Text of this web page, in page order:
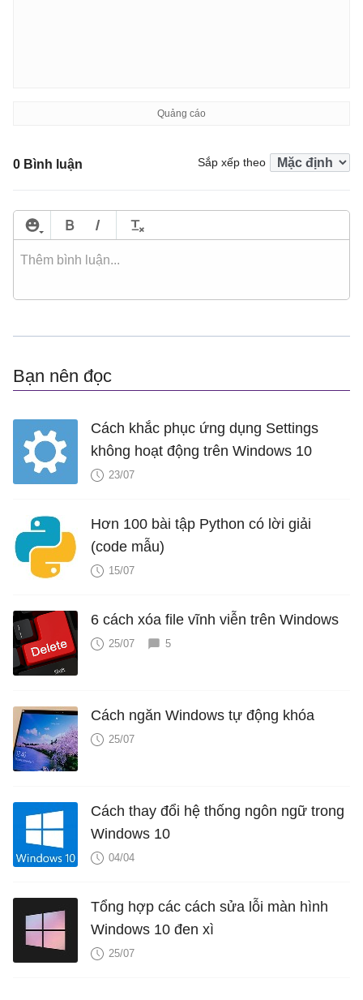
0 Bình luận Sắp xếp theo
Bạn nên đọc
Cách khắc phục ứng dụng Settings
không hoạt động trên Windows 10
23/07
Hơn 100 bài tập Python có lời giải
(code mẫu)
15/07
6 cách xóa file vĩnh viễn trên Windows
25/07 5
Cách ngăn Windows tự động khóa
25/07
Cách thay đổi hệ thống ngôn ngữ trong
Windows 10
04/04
Tổng hợp các cách sửa lỗi màn hình
Windows 10 đen xì
25/07